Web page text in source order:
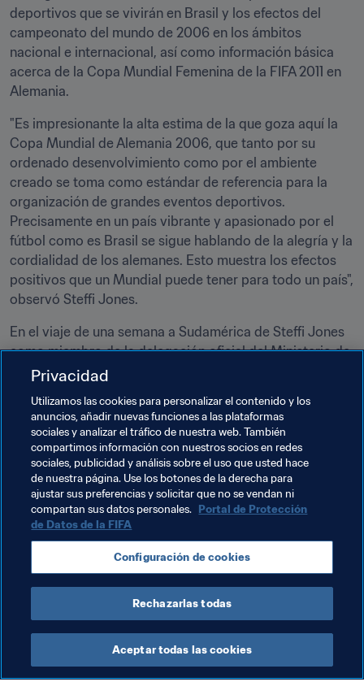
deportivos que se vivirán en Brasil y los efectos del
campeonato del mundo de 2006 en los ámbitos
nacional e internacional, así como información básica
acerca de la Copa Mundial Femenina de la FIFA 2011 en
Alemania.
"Es impresionante la alta estima de la que goza aquí la
Copa Mundial de Alemania 2006, que tanto por su
ordenado desenvolvimiento como por el ambiente
creado se toma como estándar de referencia para la
organización de grandes eventos deportivos.
Precisamente en un país vibrante y apasionado por el
fútbol como es Brasil se sigue hablando de la alegría y la
cordialidad de los alemanes. Esto muestra los efectos
positivos que un Mundial puede tener para todo un país",
observó Steffi Jones.
En el viaje de una semana a Sudamérica de Steffi Jones
como miembro de la delegación oficial del Ministerio de
Asuntos Exteriores, están previstas una visita a un
futbolista profesional de la Bundesliga, así como una
excursión al legendario estadio de Maracaná en Río de
Janeiro.
Temas relacionados
Competiciones Brazil Alemania UEFA
CONMEBOL
Privacidad
Utilizamos las cookies para personalizar el contenido y los
anuncios, añadir nuevas funciones a las plataformas
sociales y analizar el tráfico de nuestra web. También
compartimos información con nuestros socios en redes
sociales, publicidad y análisis sobre el uso que usted hace
de nuestra página. Use los botones de la derecha para
ajustar sus preferencias y solicitar que no se vendan ni
compartan sus datos personales. Portal de Protección
de Datos de la FIFA
Configuración de cookies
Rechazarlas todas
Aceptar todas las cookies